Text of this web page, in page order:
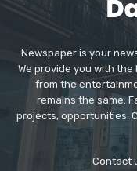
Newspaper is your
We provide you with
from the
remains the same.
projects, opportunities.
Contact